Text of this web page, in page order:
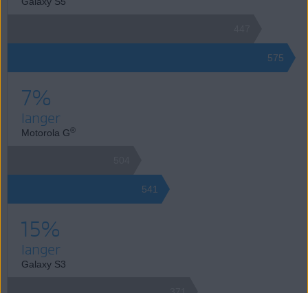
575
7%
langer
Motorola G®
541
15%
langer
Galaxy S3